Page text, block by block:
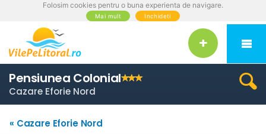
Folosim cookies pentru o buna experienta de navigare.
Mai mult Inchideti
Pensiunea Colonial
Cazare Eforie Nord
« Cazare Eforie Nord